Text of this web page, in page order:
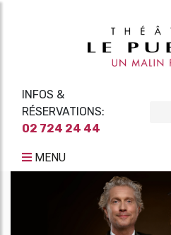
INFOS &
RÉSERVATIONS:
02 724 24 44
MENU